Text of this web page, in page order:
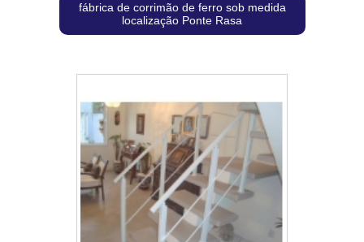
fábrica de corrimão de ferro sob medida
localização Ponte Rasa